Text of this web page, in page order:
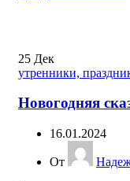
25 Дек
утренники,
Новогодняя
16.01.2024
От